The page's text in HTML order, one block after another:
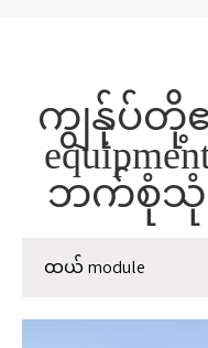
ကျွန်ုပ်တို့၏
ဘက်စုံသုံး
ထယ် module
ထယ် module